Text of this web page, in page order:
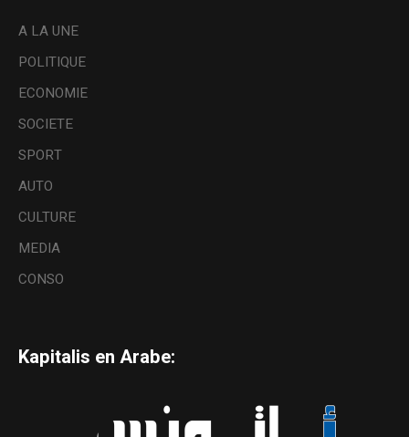
A LA UNE
POLITIQUE
ECONOMIE
SOCIETE
SPORT
AUTO
CULTURE
MEDIA
CONSO
Kapitalis en Arabe: